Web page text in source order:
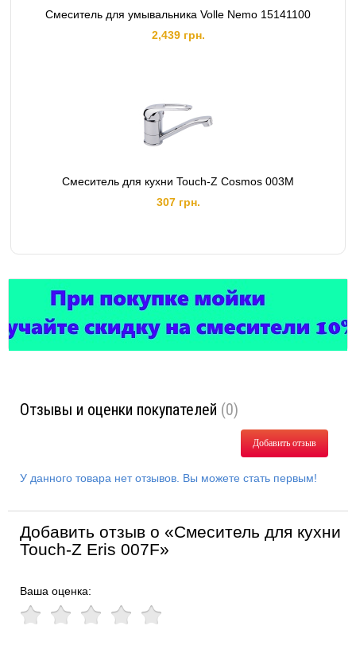
Смеситель для умывальника Volle Nemo 15141100
2,439 грн.
Смеситель для кухни Touch-Z Cosmos 003М
307 грн.
Отзывы и оценки покупателей (0)
Добавить отзыв
У данного товара нет отзывов. Вы можете стать первым!
Добавить отзыв о «Смеситель для кухни
Touch-Z Eris 007F»
Ваша оценка: